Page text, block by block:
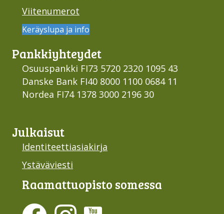
Viitenumerot
Keräyslupa ja info
Pankki­yhteydet
Osuuspankki FI73 5720 2320 1095 43
Danske Bank FI40 8000 1100 0684 11
Nordea FI74 1378 3000 2196 30
Julkaisut
Identiteettiasiakirja
Ystäväviesti
Raamattu­opisto somessa